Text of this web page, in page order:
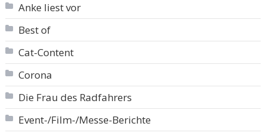
Anke liest vor
Best of
Cat-Content
Corona
Die Frau des Radfahrers
Event-/Film-/Messe-Berichte